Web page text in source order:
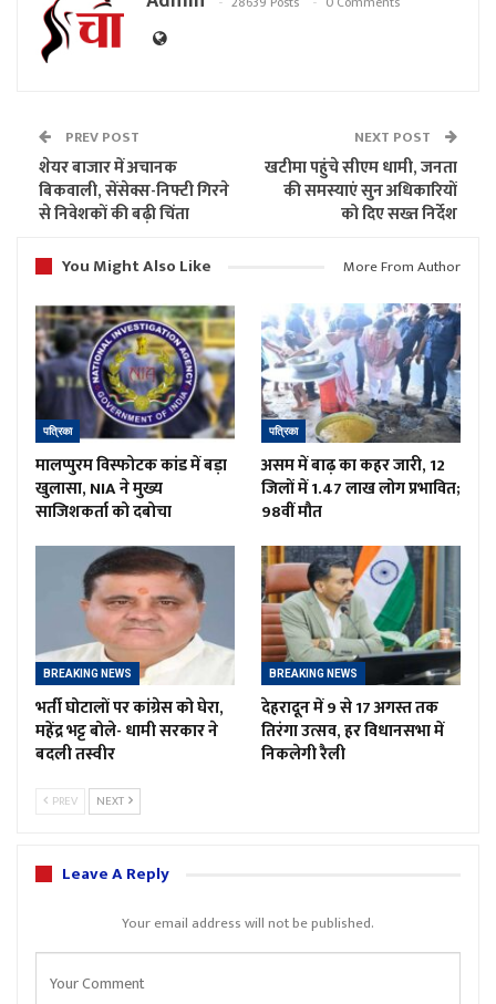
PREV POST
शेयर बाजार में अचानक
बिकवाली, सेंसेक्स-निफ्टी गिरने
से निवेशकों की बढ़ी चिंता
NEXT POST
खटीमा पहुंचे सीएम धामी, जनता
की समस्याएं सुन अधिकारियों
को दिए सख्त निर्देश
You Might Also Like
More From Author
पत्रिका
मालप्पुरम विस्फोटक कांड में बड़ा
खुलासा, NIA ने मुख्य
साजिशकर्ता को दबोचा
पत्रिका
असम में बाढ़ का कहर जारी, 12
जिलों में 1.47 लाख लोग प्रभावित;
98वीं मौत
BREAKING NEWS
भर्ती घोटालों पर कांग्रेस को घेरा,
महेंद्र भट्ट बोले- धामी सरकार ने
बदली तस्वीर
BREAKING NEWS
देहरादून में 9 से 17 अगस्त तक
तिरंगा उत्सव, हर विधानसभा में
निकलेगी रैली
PREV NEXT
Leave A Reply
Your email address will not be published.